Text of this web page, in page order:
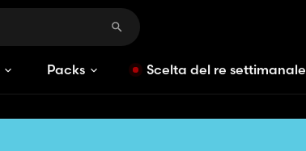
Packs Scelta del re settimanale